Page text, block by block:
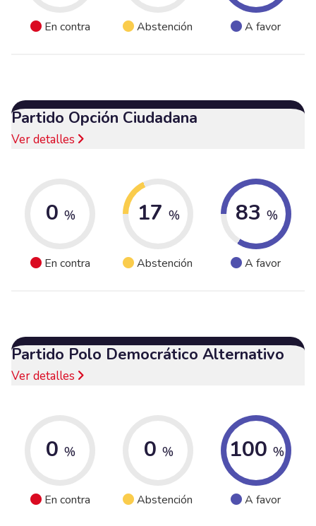
En contra Abstención A favor
Partido Opción Ciudadana
Ver detalles
0 %
En contra
17 %
Abstención
83 %
A favor
Partido Polo Democrático Alternativo
Ver detalles
0 %
En contra
0 %
Abstención
100 %
A favor